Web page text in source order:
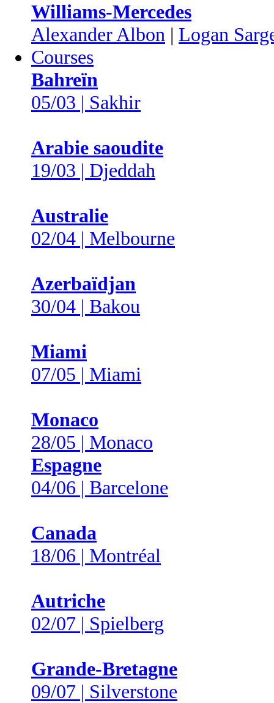
Williams-Mercedes
Alexander Albon | Logan
Courses
Bahreïn
05/03 | Sakhir
Arabie saoudite
19/03 | Djeddah
Australie
02/04 | Melbourne
Azerbaïdjan
30/04 | Bakou
Miami
07/05 | Miami
Monaco
28/05 | Monaco
Espagne
04/06 | Barcelone
Canada
18/06 | Montréal
Autriche
02/07 | Spielberg
Grande-Bretagne
09/07 | Silverstone